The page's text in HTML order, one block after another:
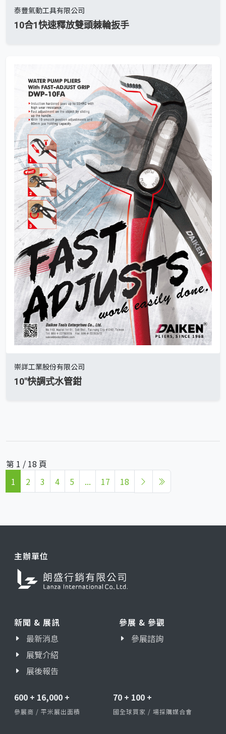
泰豐氣動工具有限公司
10合1快速釋放雙頭棘輪扳手
崇詳工業股份有限公司
10"快調式水管鉗
第 1 / 18 頁
1
2 3 4 5 ... 17 18
主辦單位
新聞 & 展訊
最新消息
展覽介紹
展後報告
參展 & 參觀
參展諮詢
600 + 16,000 +
參展商 / 平米展出面積
70 + 100 +
國全球買家 / 場採購媒合會